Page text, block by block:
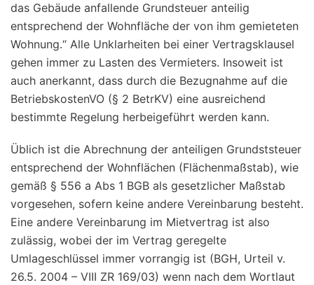
das Gebäude anfallende Grundsteuer anteilig
entsprechend der Wohnfläche der von ihm gemieteten
Wohnung.“ Alle Unklarheiten bei einer Vertragsklausel
gehen immer zu Lasten des Vermieters. Insoweit ist
auch anerkannt, dass durch die Bezugnahme auf die
BetriebskostenVO (§ 2 BetrKV) eine ausreichend
bestimmte Regelung herbeigeführt werden kann.
Üblich ist die Abrechnung der anteiligen Grundststeuer
entsprechend der Wohnflächen (Flächenmaßstab), wie
gemäß § 556 a Abs 1 BGB als gesetzlicher Maßstab
vorgesehen, sofern keine andere Vereinbarung besteht.
Eine andere Vereinbarung im Mietvertrag ist also
zulässig, wobei der im Vertrag geregelte
Umlageschlüssel immer vorrangig ist (BGH, Urteil v.
26.5. 2004 – VIII ZR 169/03) wenn nach dem Wortlaut